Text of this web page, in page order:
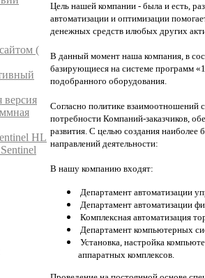
(
версия
HL
Цель нашей компании - была и есть,
автоматизации и оптимизации
денежных средств илюбых других
В данный момент наша компания, в
базирующиеся на системе программ
подобранного оборудования.
Согласно политике взаимоотношений
потребности Компаний-заказчиков,
развития. С целью создания
направлений деятельности:
В нашу компанию входят:
Департамент автоматизации
Департамент автоматизации
Комплексная автоматизация
Департамент компьютерных
Установка, настройка
аппаратных комплексов.